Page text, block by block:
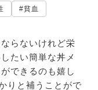
#貧血
らないけれど栄
たい簡単な丼メ
できるのも嬉し
りと補うことがで